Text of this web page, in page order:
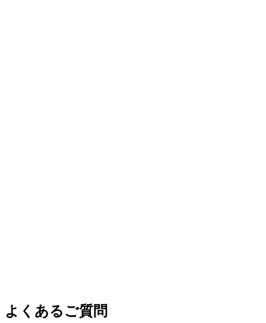
よく あるご質問